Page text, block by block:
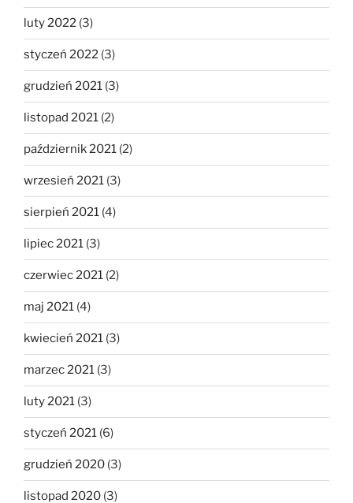
luty 2022 (3)
styczeń 2022 (3)
grudzień 2021 (3)
listopad 2021 (2)
październik 2021 (2)
wrzesień 2021 (3)
sierpień 2021 (4)
lipiec 2021 (3)
czerwiec 2021 (2)
maj 2021 (4)
kwiecień 2021 (3)
marzec 2021 (3)
luty 2021 (3)
styczeń 2021 (6)
grudzień 2020 (3)
listopad 2020 (3)